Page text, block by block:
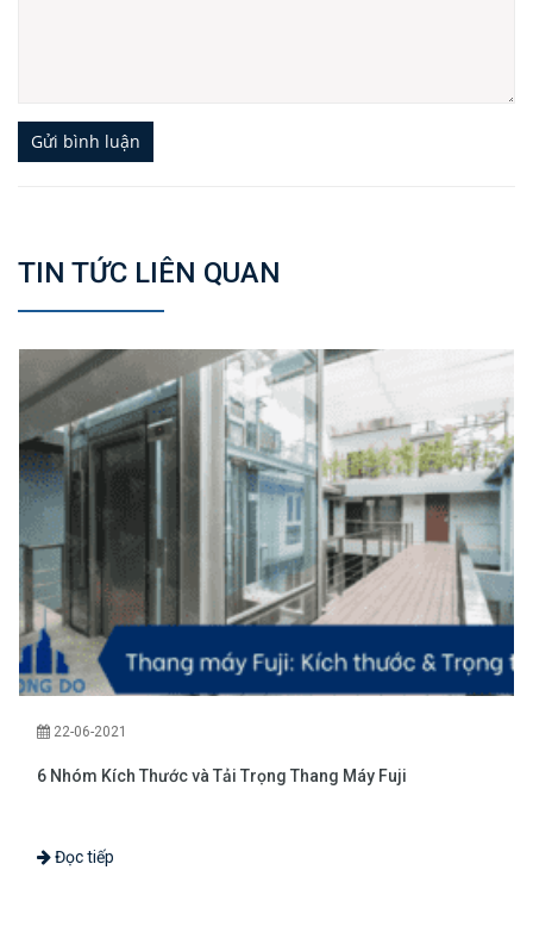
Gửi bình luận
TIN TỨC LIÊN QUAN
22-06-2021
6 Nhóm Kích Thước và Tải Trọng Thang Máy Fuji
Đọc tiếp